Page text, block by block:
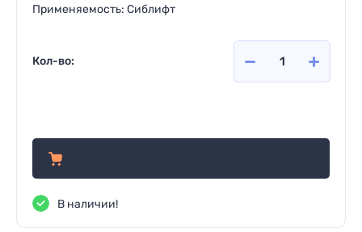
Применяемость: Сиблифт
Кол-во:
В наличии!